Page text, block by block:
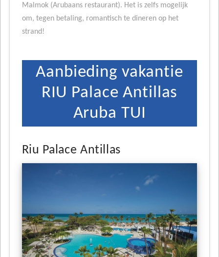
Malmok (Arubaans restaurant). Het is zelfs mogelijk
om, tegen betaling, romantisch te dineren op het
strand!
Aanbieding vakantie
RIU Palace Antillas
Aruba TUI
Riu Palace Antillas